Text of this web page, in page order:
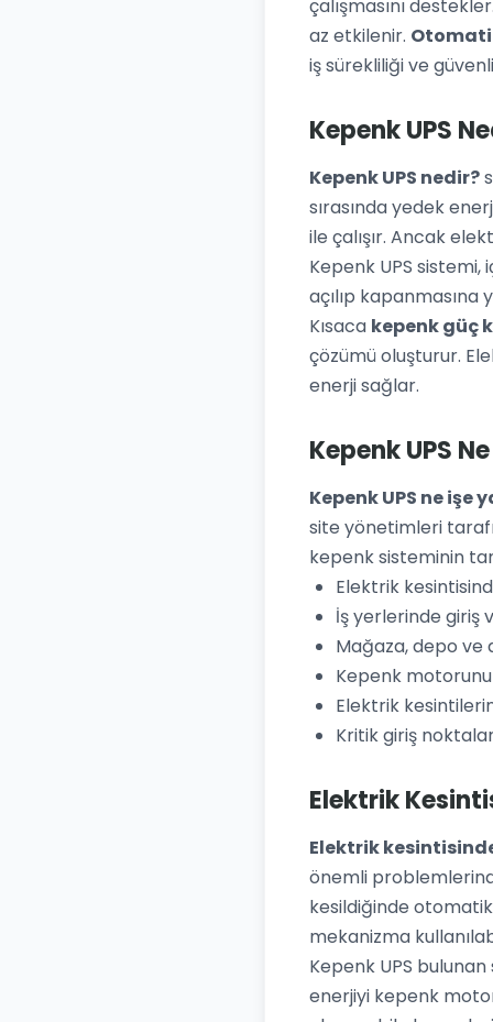
çalışmasını
az etkilenir.
iş sürekliliği ve
Kepenk UPS
Kepenk UPS nedir?
sırasında yedek
ile çalışır. Ancak
Kepenk UPS
açılıp kapanmasına
Kısaca kepenk güç
çözümü oluşturur.
enerji sağlar.
Kepenk UPS
Kepenk UPS ne işe
site yönetimleri
kepenk sisteminin
Elektrik
İş yerlerinde giriş
Mağaza, depo ve
Kepenk
Elektrik
Kritik giriş
Elektrik
Elektrik
önemli
kesildiğinde
mekanizma
Kepenk UPS
enerjiyi kepenk